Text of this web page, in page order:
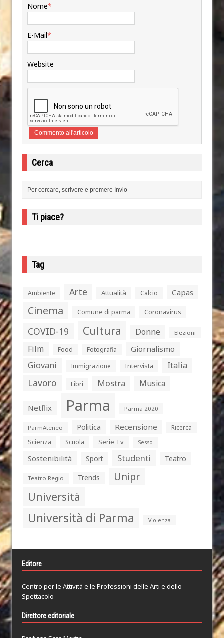
Nome*
E-Mail*
Website
Cerca
Ti piace?
Tag
Ambiente Arte Attualità Calcio Capas
Cinema Comune di parma Coronavirus
COVID-19 Cultura Donne Elezioni
Film Food Fotografia Giornalismo
Giovani Immigrazione Intervista Italia
Lavoro Libri Mostra Musica
Netflix Parma Parma 2020
ParmAteneo Politica Recensione
Ricerca
Scienza
Scuola Serie Tv Sesso
Sostenibilità Sport Studenti Teatro
Teatro Regio Trends Unipr
Università
Università di Parma Violenza
Editore
Centro per le Attività e le Professioni delle Arti e dello
Spettacolo
Direttore editoriale